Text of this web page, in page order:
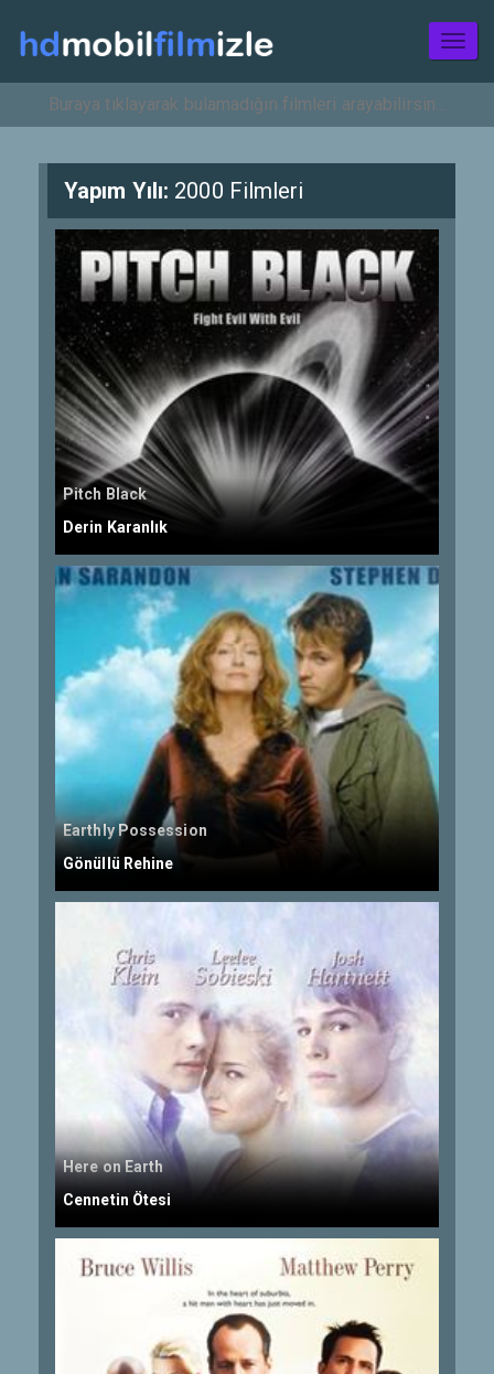
Yapım Yılı: 2000 Filmleri
Pitch Black
Derin Karanlık
Earthly Possession
Gönüllü Rehine
Here on Earth
Cennetin Ötesi